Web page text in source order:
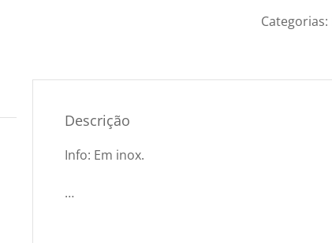
Categorias:
Descrição
Info: Em inox.
…